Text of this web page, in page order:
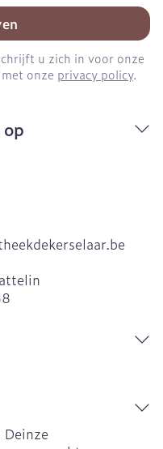
u zich in voor onze
onze privacy policy.
Deinze